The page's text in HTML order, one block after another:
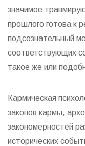
значимое
прошлого готова к
подсознательный
соответствующих
такое же или
Кармическая
законов кармы,
закономерностей
исторических